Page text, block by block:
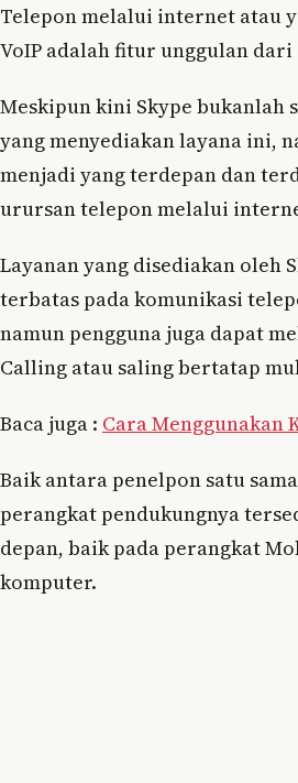
Telepon melalui internet atau
VoIP adalah fitur unggulan dari
Meskipun kini Skype bukanlah
yang menyediakan layana ini,
menjadi yang terdepan dan
urursan telepon melalui
Layanan yang disediakan oleh
terbatas pada komunikasi
namun pengguna juga dapat
Calling atau saling bertatap
Baca juga : Cara Menggunakan
Baik antara penelpon satu
perangkat pendukungnya
depan, baik pada perangkat
komputer.